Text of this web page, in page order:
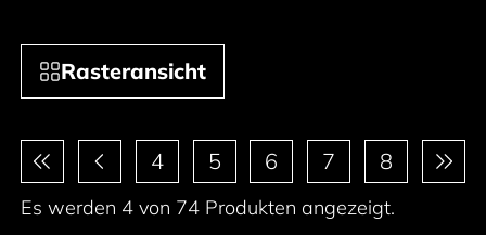
Rasteransicht
Paginierung 4 5 6 7 8
Es werden 4 von 74 Produkten angezeigt.